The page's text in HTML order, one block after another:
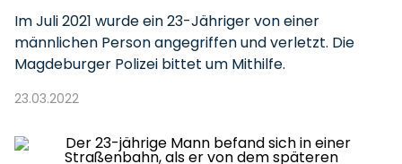
Im Juli 2021 wurde ein 23-Jähriger von einer
männlichen Person angegriffen und verletzt. Die
Magdeburger Polizei bittet um Mithilfe.
23.03.2022